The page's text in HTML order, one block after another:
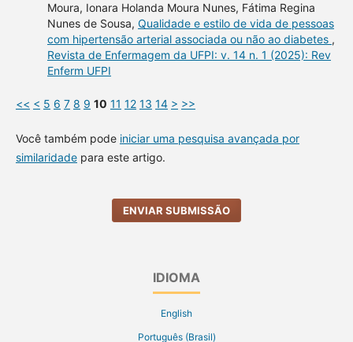
Moura, Ionara Holanda Moura Nunes, Fátima Regina
Nunes de Sousa, Qualidade e estilo de vida de pessoas
com hipertensão arterial associada ou não ao diabetes ,
Revista de Enfermagem da UFPI: v. 14 n. 1 (2025): Rev
Enferm UFPI
<< < 5 6 7 8 9 10 11 12 13 14 > >>
Você também pode iniciar uma pesquisa avançada por
similaridadepara este artigo.
ENVIAR SUBMISSÃO
IDIOMA
English
Português (Brasil)